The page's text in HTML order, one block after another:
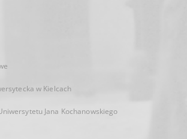
w Kielcach
Jana Kochanowskiego